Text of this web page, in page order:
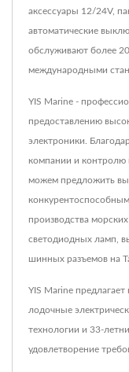
аксессуары 12/24V,
автоматические
обслуживают более
международными
YIS Marine -
предоставлению
электроники.
компании и контролю
можем предложить
производства
светодиодных ламп,
шинных разъемов на
YIS Marine
лодочные
технологии и 33-
удовлетворение